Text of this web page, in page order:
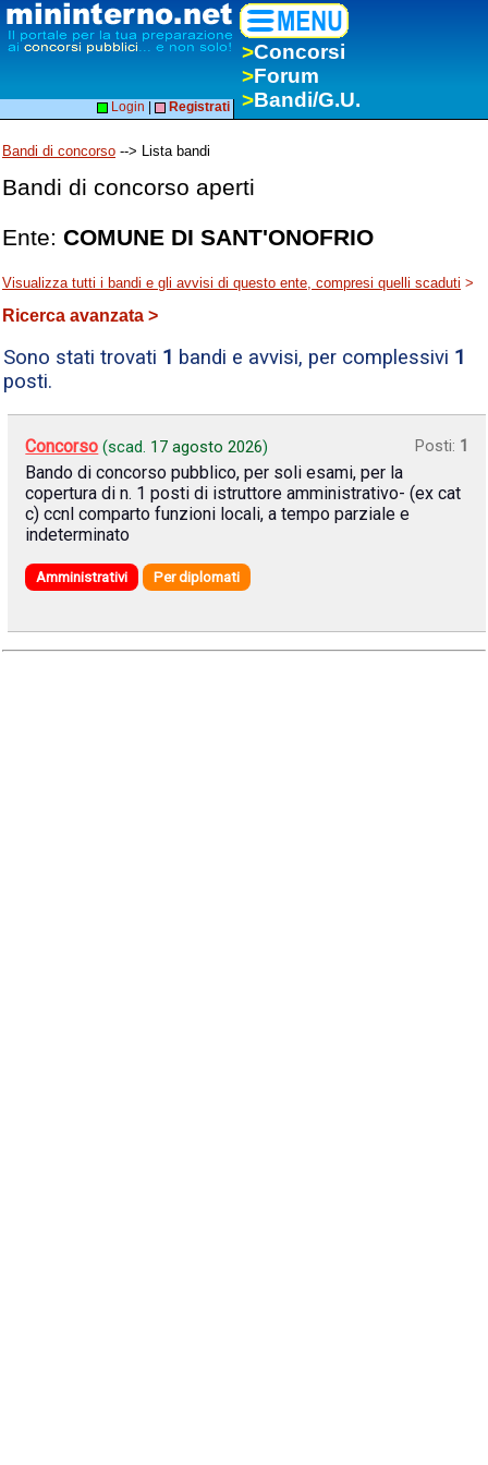
>Concorsi
>Forum
>Bandi/G.U.
Login Registrati
Bandi di concorso --> Lista bandi
Bandi di concorso aperti
Ente: COMUNE DI SANT'ONOFRIO
Visualizza tutti i bandi e gli avvisi di questo ente, compresi quelli scaduti >
Ricerca avanzata >
Sono stati trovati 1 bandi e avvisi, per complessivi 1
posti.
Concorso (scad. 17 agosto 2026) Posti: 1
Bando di concorso pubblico, per soli esami, per la
copertura di n. 1 posti di istruttore amministrativo- (ex cat
c) ccnl comparto funzioni locali, a tempo parziale e
indeterminato
Amministrativi Per diplomati